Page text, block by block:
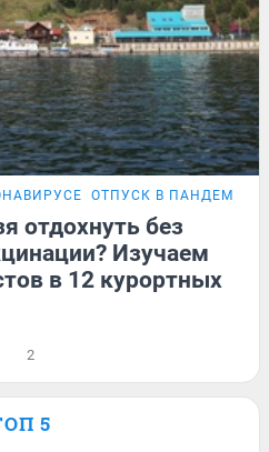
ОТПУСК В ПАНДЕМИЮ
отдохнуть без
Изучаем
в 12 курортных
2
5